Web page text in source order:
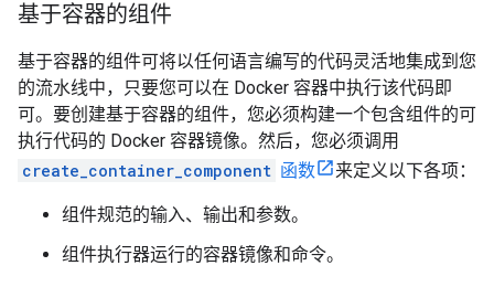
基于容器的组件
基于容器的组件可将以任何语言编写的代码灵活地集成到您
的流水线中，只要您可以在 Docker 容器中执行该代码即
可。要创建基于容器的组件，您必须构建一个包含组件的可
执行代码的 Docker 容器镜像。然后，您必须调用
create_container_component 函数 来定义以下各项：
组件规范的输入、输出和参数。
组件执行器运行的容器镜像和命令。